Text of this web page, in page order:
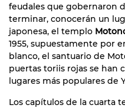
feudales que gobernaron
terminar, conocerán un
japonesa, el templo
1955, supuestamente por
blanco, el santuario de
puertas toriis rojas se han
lugares más populares de
Los capítulos de la cuarta